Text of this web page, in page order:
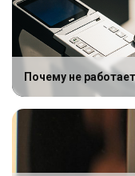
Почему не